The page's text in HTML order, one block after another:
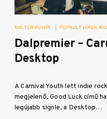
KULTER.HU HÍR POPKULT HÍREK
Dalpremier –
Desktop
A Carnival Youth lett indie
megjelenő, Good Luck című
legújabb signle, a Desktop…